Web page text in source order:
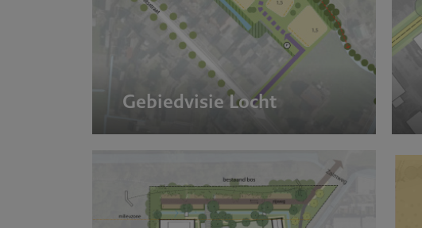
Gebiedvisie Locht